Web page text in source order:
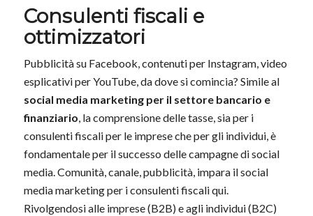
Consulenti fiscali e
ottimizzatori
Pubblicità su Facebook, contenuti per Instagram, video
esplicativi per YouTube, da dove si comincia? Simile al
social media marketing per il settore bancario e
finanziario, la comprensione delle tasse, sia per i
consulenti fiscali per le imprese che per gli individui, è
fondamentale per il successo delle campagne di social
media. Comunità, canale, pubblicità, impara il social
media marketing per i consulenti fiscali qui.
Rivolgendosi alle imprese (B2B) e agli individui (B2C)